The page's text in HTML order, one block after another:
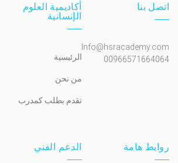
اتصل بنا
Info@hsracademy.com
00966571664064
أكاديمية العلوم
الإنسانية
الرئيسية
من نحن
تقدم بطلب كمدرب
روابط هامة الدعم الفني